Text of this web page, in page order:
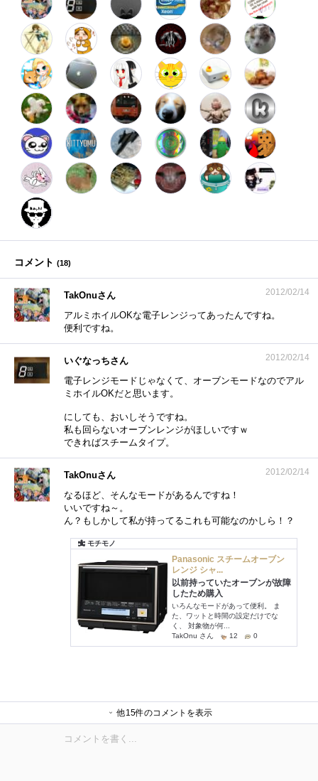
コメント (18)
TakOnuさん 2012/02/14
アルミホイルOKな電子レンジってあったんですね。
便利ですね。
いぐなっちさん 2012/02/14
電子レンジモードじゃなくて、オーブンモードなのでアル
ミホイルOKだと思います。
にしても、おいしそうですね。
私も回らないオーブンレンジがほしいですｗ
できればスチームタイプ。
TakOnuさん 2012/02/14
なるほど、そんなモードがあるんですね！
いいですね～。
ん？もしかして私が持ってるこれも可能なのかしら！？
makibisiさん
リーダーさん
JUN8731さん他15件のコメントを表示